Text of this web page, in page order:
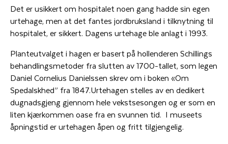
Det er usikkert om hospitalet noen gang hadde sin egen
urtehage, men at det fantes jordbruksland i tilknytning til
hospitalet, er sikkert. Dagens urtehage ble anlagt i 1993.
Planteutvalget i hagen er basert på hollenderen Schillings
behandlingsmetoder fra slutten av 1700-tallet, som legen
Daniel Cornelius Danielssen skrev om i boken «Om
Spedalskhed” fra 1847.Urtehagen stelles av en dedikert
dugnadsgjeng gjennom hele vekstsesongen og er som en
liten kjærkommen oase fra en svunnen tid. I museets
åpningstid er urtehagen åpen og fritt tilgjengelig.